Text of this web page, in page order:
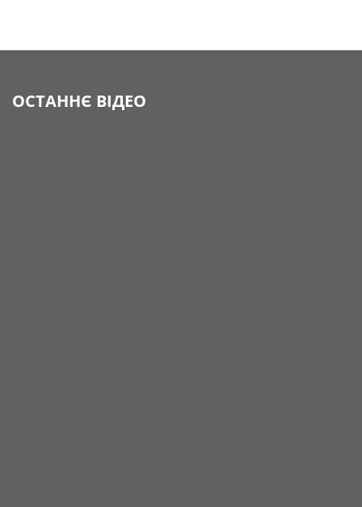
ОСТАННЄ ВІДЕО